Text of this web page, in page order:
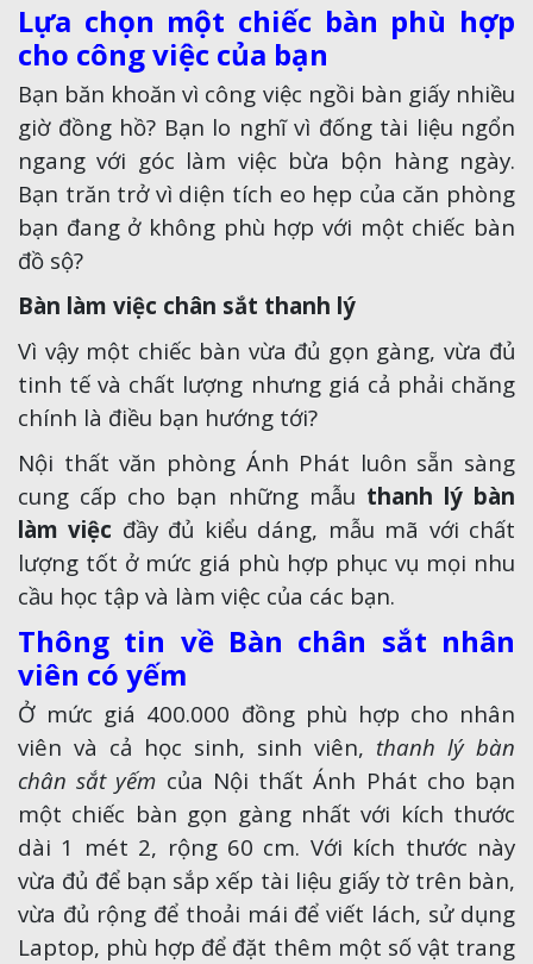
Lựa chọn một chiếc bàn phù hợp
cho công việc của bạn
Bạn băn khoăn vì công việc ngồi bàn giấy nhiều
giờ đồng hồ? Bạn lo nghĩ vì đống tài liệu ngổn
ngang với góc làm việc bừa bộn hàng ngày.
Bạn trăn trở vì diện tích eo hẹp của căn phòng
bạn đang ở không phù hợp với một chiếc bàn
đồ sộ?
Bàn làm việc chân sắt thanh lý
Vì vậy một chiếc bàn vừa đủ gọn gàng, vừa đủ
tinh tế và chất lượng nhưng giá cả phải chăng
chính là điều bạn hướng tới?
Nội thất văn phòng Ánh Phát luôn sẵn sàng
cung cấp cho bạn những mẫu thanh lý bàn
làm việc đầy đủ kiểu dáng, mẫu mã với chất
lượng tốt ở mức giá phù hợp phục vụ mọi nhu
cầu học tập và làm việc của các bạn.
Thông tin về Bàn chân sắt nhân
viên có yếm
Ở mức giá 400.000 đồng phù hợp cho nhân
viên và cả học sinh, sinh viên, thanh lý bàn
chân sắt yếm của Nội thất Ánh Phát cho bạn
một chiếc bàn gọn gàng nhất với kích thước
dài 1 mét 2, rộng 60 cm. Với kích thước này
vừa đủ để bạn sắp xếp tài liệu giấy tờ trên bàn,
vừa đủ rộng để thoải mái để viết lách, sử dụng
Laptop, phù hợp để đặt thêm một số vật trang